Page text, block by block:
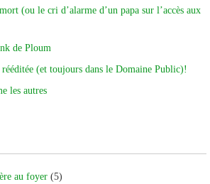
(ou le cri d’alarme d’un papa sur l’accès aux
de Ploum
(et toujours dans le Domaine Public)!
les autres
au foyer (5)